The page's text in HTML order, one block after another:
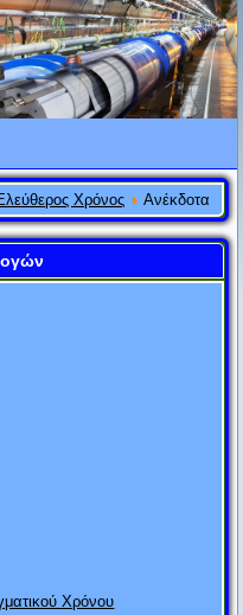
Χρόνος Ανέκδοτα
Χρόνου